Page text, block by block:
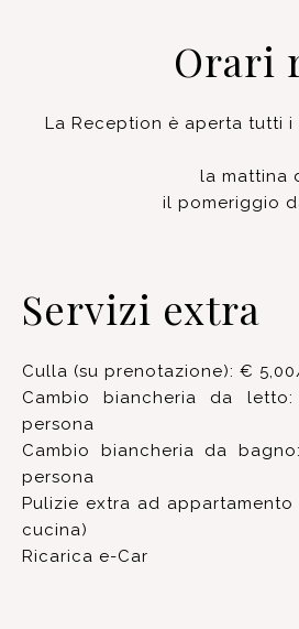
Orari
La Reception è aperta tutti
la mattina
il pomeriggio
Servizi extra
Culla (su prenotazione): €
Cambio biancheria da
persona
Cambio biancheria da
persona
Pulizie extra ad
cucina)
Ricarica e-Car